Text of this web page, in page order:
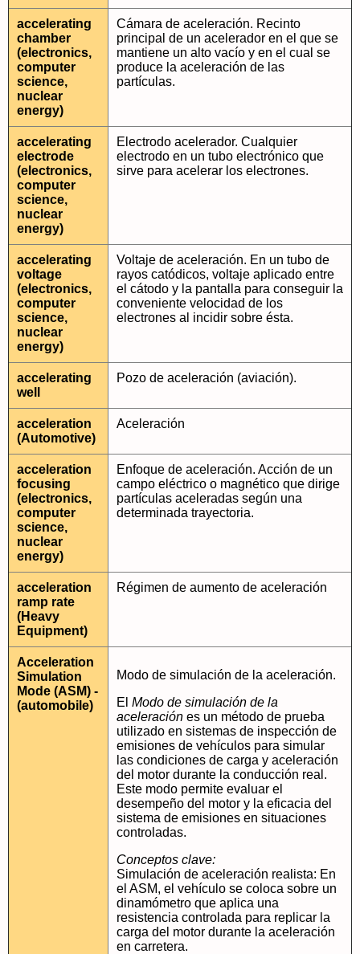
accelerating
chamber
(electronics,
computer
science,
nuclear
energy)
Cámara de aceleración. Recinto
principal de un acelerador en el que se
mantiene un alto vacío y en el cual se
produce la aceleración de las
partículas.
accelerating
electrode
(electronics,
computer
science,
nuclear
energy)
Electrodo acelerador. Cualquier
electrodo en un tubo electrónico que
sirve para acelerar los electrones.
accelerating
voltage
(electronics,
computer
science,
nuclear
energy)
Voltaje de aceleración. En un tubo de
rayos catódicos, voltaje aplicado entre
el cátodo y la pantalla para conseguir la
conveniente velocidad de los
electrones al incidir sobre ésta.
accelerating
well
Pozo de aceleración (aviación).
acceleration
(Automotive)
Aceleración
acceleration
focusing
(electronics,
computer
science,
nuclear
energy)
Enfoque de aceleración. Acción de un
campo eléctrico o magnético que dirige
partículas aceleradas según una
determinada trayectoria.
acceleration
ramp rate
(Heavy
Equipment)
Régimen de aumento de aceleración
Acceleration
Simulation
Mode (ASM) -
(automobile)
Modo de simulación de la aceleración.
El Modo de simulación de la
aceleración es un método de prueba
utilizado en sistemas de inspección de
emisiones de vehículos para simular
las condiciones de carga y aceleración
del motor durante la conducción real.
Este modo permite evaluar el
desempeño del motor y la eficacia del
sistema de emisiones en situaciones
controladas.
Conceptos clave:
Simulación de aceleración realista: En
el ASM, el vehículo se coloca sobre un
dinamómetro que aplica una
resistencia controlada para replicar la
carga del motor durante la aceleración
en carretera.